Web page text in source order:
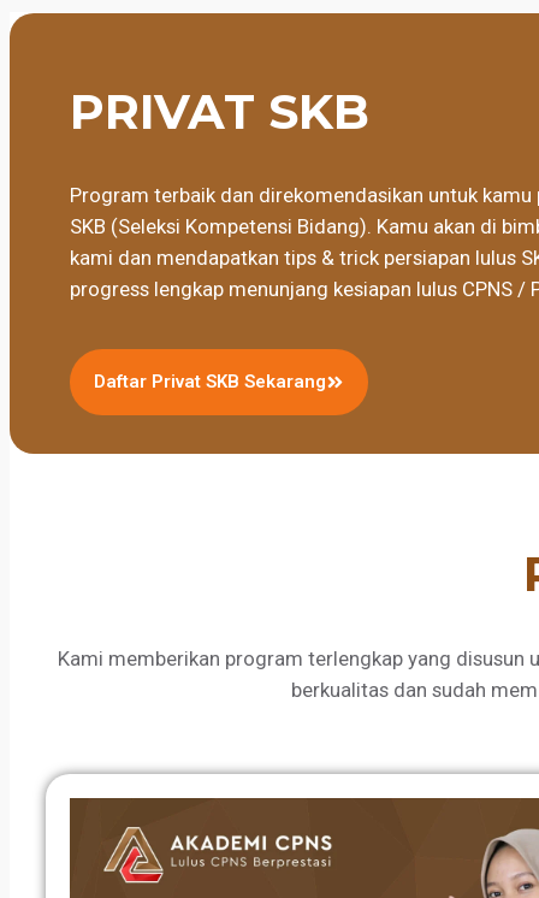
PRIVAT SKB
Program terbaik dan direkomendasikan untuk kamu
SKB (Seleksi Kompetensi Bidang). Kamu akan di
kami dan mendapatkan tips & trick persiapan lulus
progress lengkap menunjang kesiapan lulus CPNS /
Daftar Privat SKB Sekarang
Kami memberikan program terlengkap yang disusun
berkualitas dan sudah